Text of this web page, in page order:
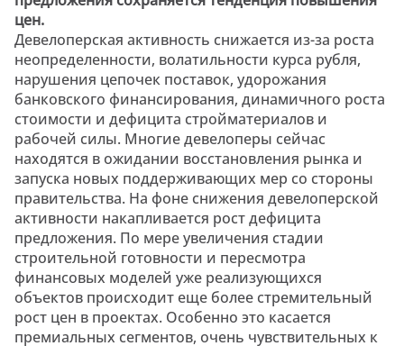
цен.
Девелоперская активность снижается из-за роста
неопределенности, волатильности курса рубля,
нарушения цепочек поставок, удорожания
банковского финансирования, динамичного роста
стоимости и дефицита стройматериалов и
рабочей силы. Многие девелоперы сейчас
находятся в ожидании восстановления рынка и
запуска новых поддерживающих мер со стороны
правительства. На фоне снижения девелоперской
активности накапливается рост дефицита
предложения. По мере увеличения стадии
строительной готовности и пересмотра
финансовых моделей уже реализующихся
объектов происходит еще более стремительный
рост цен в проектах. Особенно это касается
премиальных сегментов, очень чувствительных к